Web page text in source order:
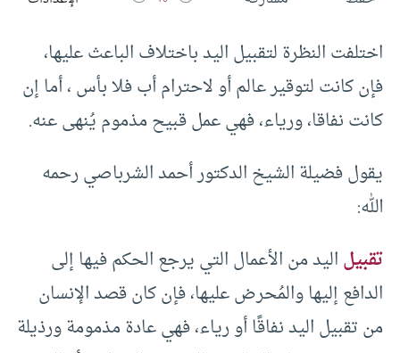
اختلفت النظرة لتقبيل اليد باختلاف الباعث عليها،
فإن كانت لتوقير عالم أو لاحترام أب فلا بأس ، أما إن
كانت نفاقا، ورياء، فهي عمل قبيح مذموم يُنهى عنه.
يقول فضيلة الشيخ الدكتور أحمد الشرباصي رحمه
الله:
تقبيلاليد من الأعمال التي يرجع الحكم فيها إلى
الدافع إليها والمُحرض عليها، فإن كان قصد الإنسان
من تقبيل اليد نفاقًا أو رياء، فهي عادة مذمومة ورذيلة